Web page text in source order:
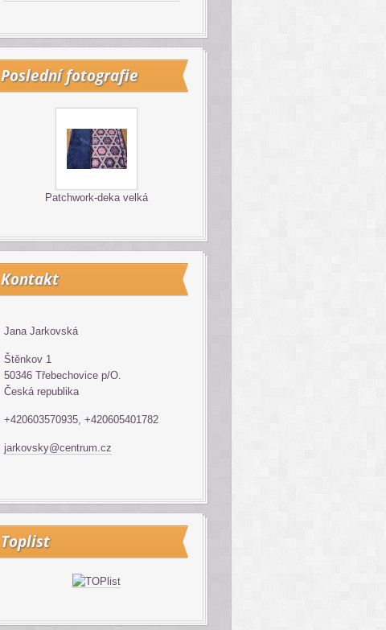
Poslední fotografie
Patchwork-deka velká
Kontakt
Jana Jarkovská
Štěnkov 1
50346 Třebechovice p/O.
Česká republika
+420603570935, +420605401782
jarkovsky@centrum.cz
Toplist